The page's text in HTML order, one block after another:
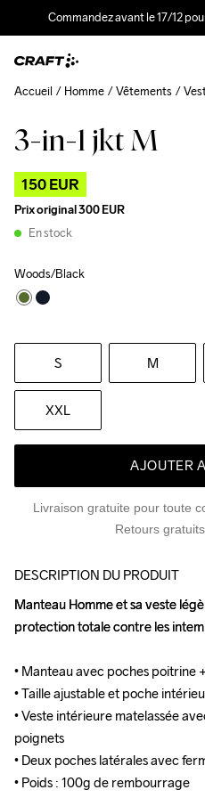
Commandez avant le 17/12
3-in-1 jkt M
150 EUR
Prix original300 EUR
En stock
Woods/Black
S M
XXL
AJOUTER
Livraison gratuite pour toute
Retours
Accueil Homme Vêtements
Outlet
DESCRIPTION DU PRODUIT
Manteau Homme et sa veste
protection totale contre les
• Manteau avec poches poitrine
• Taille ajustable et poche
• Veste intérieure matelassée
poignets
• Deux poches latérales avec
• Poids : 100g de rembourrage
Manteau Homme et sa veste
protection totale contre les
• Manteau avec poches poitrine
• Taille ajustable et poche
• Veste intérieure matelassée
poignets
• Deux poches latérales avec
• Poids : 100g de rembourrage